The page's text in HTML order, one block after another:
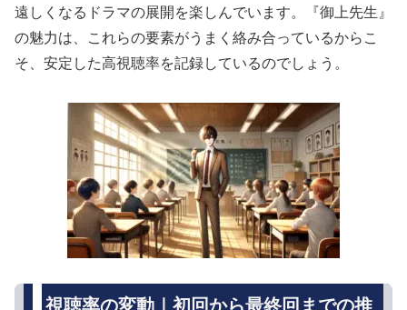
遠しくなるドラマの展開を楽しんでいます。『御上先生』
の魅力は、これらの要素がうまく絡み合っているからこ
そ、安定した高視聴率を記録しているのでしょう。
視聴率の変動｜初回から最終回までの推